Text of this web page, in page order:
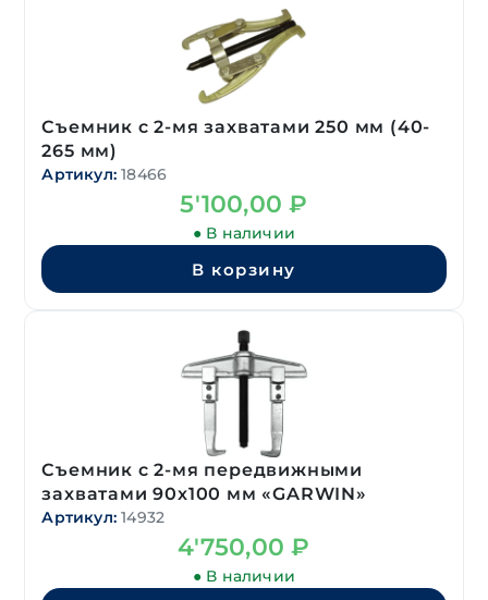
Съемник с 2-мя захватами 250 мм (40-
265 мм)
Артикул: 18466
5'100,00₽
● В наличии
В корзину
Съемник с 2-мя передвижными
захватами 90х100 мм «GARWIN»
Артикул: 14932
4'750,00₽
● В наличии